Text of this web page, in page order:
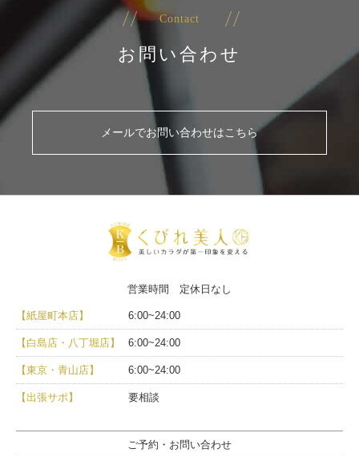
Contact
お問い合わせ
メールでお問い合わせはこちら
営業時間 定休日なし
【紙屋町本店】 6:00~24:00
【白島店・八丁堀店】 6:00~24:00
【東京・青山店】 6:00~24:00
【出張サポ】 要相談
ご予約・お問い合わせ